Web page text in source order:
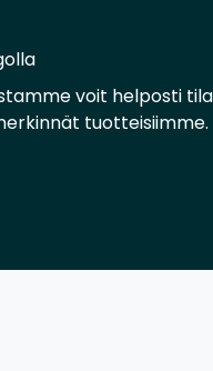
voit helposti
tuotteisiimme.